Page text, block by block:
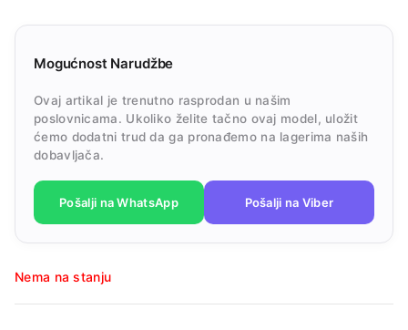
Mogućnost Narudžbe
Ovaj artikal je trenutno rasprodan u našim
poslovnicama. Ukoliko želite tačno ovaj model, uložit
ćemo dodatni trud da ga pronađemo na lagerima naših
dobavljača.
Pošalji na WhatsApp Pošalji na Viber
Nema na stanju